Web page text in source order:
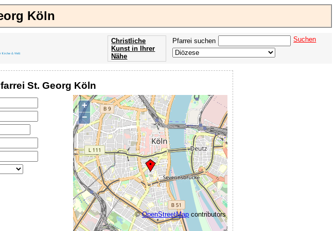
Köln
Pfarrei suchen Suchen
Christliche
Kunst in Ihrer
Nähe
St. Georg Köln
+
−
©OpenStreetMap contributors